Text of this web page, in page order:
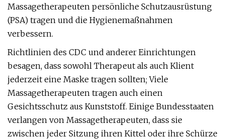
Massagetherapeuten persönliche Schutzausrüstung
(PSA) tragen und die Hygienemaßnahmen
verbessern.
Richtlinien des CDC und anderer Einrichtungen
besagen, dass sowohl Therapeut als auch Klient
jederzeit eine Maske tragen sollten; Viele
Massagetherapeuten tragen auch einen
Gesichtsschutz aus Kunststoff. Einige Bundesstaaten
verlangen von Massagetherapeuten, dass sie
zwischen jeder Sitzung ihren Kittel oder ihre Schürze